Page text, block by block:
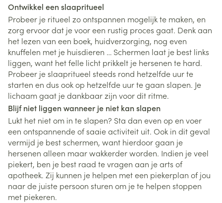
Ontwikkel een slaapritueel
Probeer je ritueel zo ontspannen mogelijk te maken, en
zorg ervoor dat je voor een rustig proces gaat. Denk aan
het lezen van een boek, huidverzorging, nog even
knuffelen met je huisdieren … Schermen laat je best links
liggen, want het felle licht prikkelt je hersenen te hard.
Probeer je slaapritueel steeds rond hetzelfde uur te
starten en dus ook op hetzelfde uur te gaan slapen. Je
lichaam gaat je dankbaar zijn voor dit ritme.
Blijf niet liggen wanneer je niet kan slapen
Lukt het niet om in te slapen? Sta dan even op en voer
een ontspannende of saaie activiteit uit. Ook in dit geval
vermijd je best schermen, want hierdoor gaan je
hersenen alleen maar wakkerder worden. Indien je veel
piekert, ben je best raad te vragen aan je arts of
apotheek. Zij kunnen je helpen met een piekerplan of jou
naar de juiste persoon sturen om je te helpen stoppen
met piekeren.